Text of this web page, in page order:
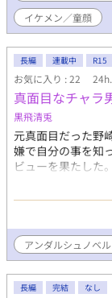
イケメン／童顔
長編 連載中 R15
お気に入り : 22
真面目なチャラ
黒飛清兎
元真面目だった野
嫌で自分の事を知
ビューを果たした
ャラ男を演じる事
校の生徒会長であ
りするのは非常
た。 そんな中、母
いると、次第にそ
漫画を読んでいる
に似ている事に
アンダルシュノベ
長編 完結 なし